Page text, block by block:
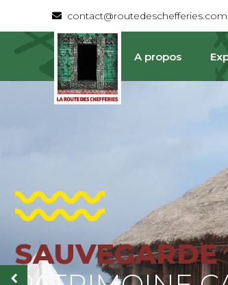
contact@routedeschefferies.com
A propos